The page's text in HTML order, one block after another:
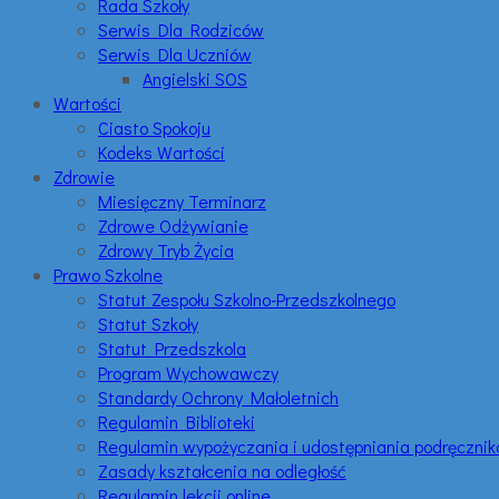
Rada Szkoły
Serwis Dla Rodziców
Serwis Dla Uczniów
Angielski SOS
Wartości
Ciasto Spokoju
Kodeks Wartości
Zdrowie
Miesięczny Terminarz
Zdrowe Odżywianie
Zdrowy Tryb Życia
Prawo Szkolne
Statut Zespołu Szkolno-Przedszkolnego
Statut Szkoły
Statut Przedszkola
Program Wychowawczy
Standardy Ochrony Małoletnich
Regulamin Biblioteki
Regulamin wypożyczania i udostępniania
Zasady kształcenia na odległość